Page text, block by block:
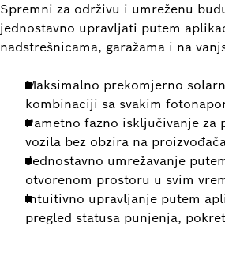
Spremni za održivu i umreženu
jednostavno upravljati putem
nadstrešnicama, garažama i na
Maksimalno prekomjerno
kombinaciji sa svakim
Pametno fazno isključivanje
vozila bez obzira na
Jednostavno umrežavanje
otvorenom prostoru u svim
Intuitivno upravljanje putem
pregled statusa punjenja,